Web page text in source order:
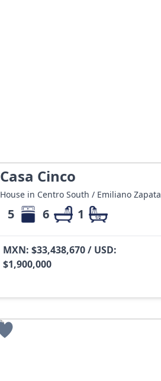
Casa Cinco
House in Centro South / Emiliano Zapata
5 6 1
MXN: $33,438,670 / USD:
$1,900,000